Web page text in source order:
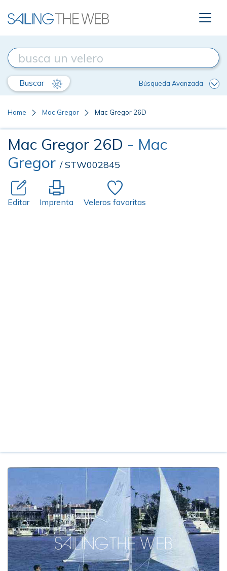
Buscar Búsqueda Avanzada
Home Mac Gregor Mac Gregor 26D
Mac Gregor 26D - Mac
Gregor / STW002845
Editar Imprenta Veleros favoritas